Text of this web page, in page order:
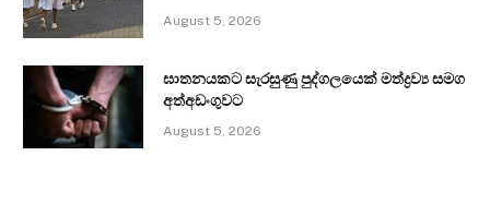
August 5, 2026
ඝාතනයකට සැරසුණු පුද්ගලයෙක් මත්ද්‍රව්‍ය සමග
අත්අඩංගුවට
August 5, 2026